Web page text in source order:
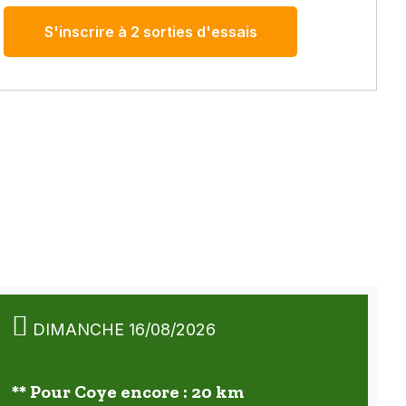
S'inscrire à 2 sorties d'essais
DIMANCHE 16/08/2026
** Pour Coye encore : 20 km